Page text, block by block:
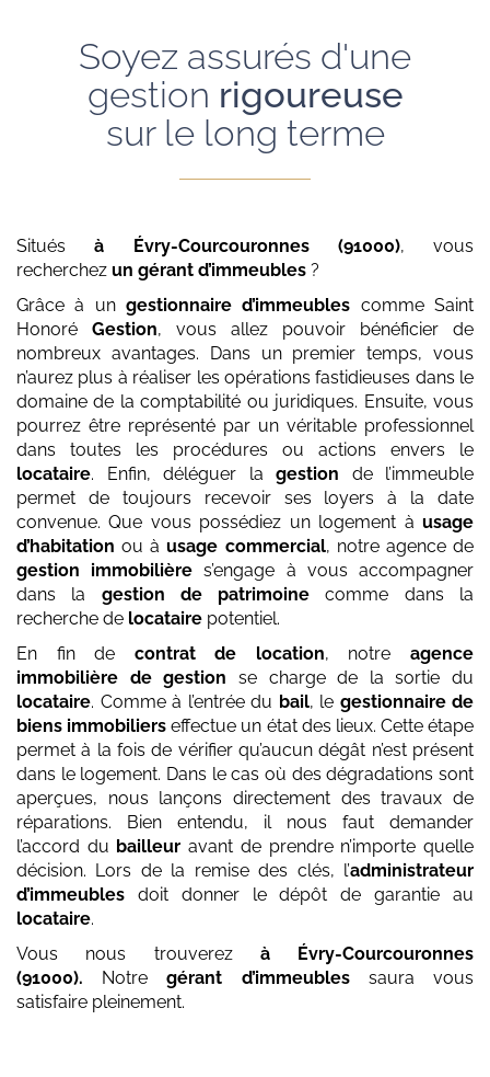
Soyez assurés d'une
gestion rigoureuse
sur le long terme
Situésà Évry-Courcouronnes (91000), vous
recherchez un gérant d’immeubles ?
Grâce à un gestionnaire d’immeubles comme Saint
Honoré Gestion, vous allez pouvoir bénéficier de
nombreux avantages. Dans un premier temps, vous
n’aurez plus à réaliser les opérations fastidieuses dans le
domaine de la comptabilité ou juridiques. Ensuite, vous
pourrez être représenté par un véritable professionnel
dans toutes les procédures ou actions envers le
locataire. Enfin, déléguer la gestion de l’immeuble
permet de toujours recevoir ses loyers à la date
convenue. Que vous possédiez un logement à usage
d’habitation ou àusage commercial, notre agence de
gestion immobilière s’engage à vous accompagner
dans la gestion de patrimoine comme dans la
recherche de locataire potentiel.
En fin de contrat de location, notreagence
immobilière de gestion se charge de la sortie du
locataire. Comme à l’entrée du bail, le gestionnaire de
biens immobilierseffectue un état des lieux. Cette étape
permet à la fois de vérifier qu’aucun dégât n’est présent
dans le logement. Dans le cas où des dégradations sont
aperçues, nous lançons directement des travaux de
réparations. Bien entendu, il nous faut demander
l’accord du bailleur avant de prendre n’importe quelle
décision. Lors de la remise des clés, l’administrateur
d’immeubles doit donner le dépôt de garantie au
locataire.
Vous nous trouverez à Évry-Courcouronnes
(91000). Notregérant d’immeubles
saura vous
satisfaire pleinement.